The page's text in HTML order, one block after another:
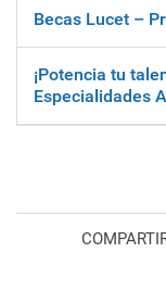
Becas Lucet –
¡Potencia tu
Especialidades